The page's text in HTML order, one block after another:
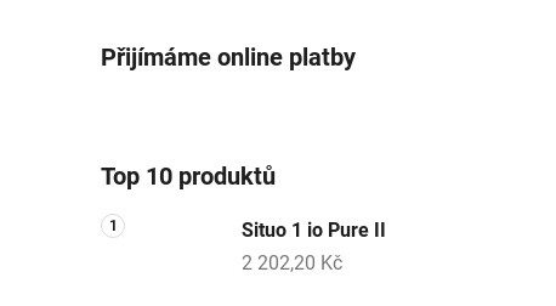
Přijímáme online platby
Top 10 produktů
Situo 1 io Pure II
2 202,20 Kč